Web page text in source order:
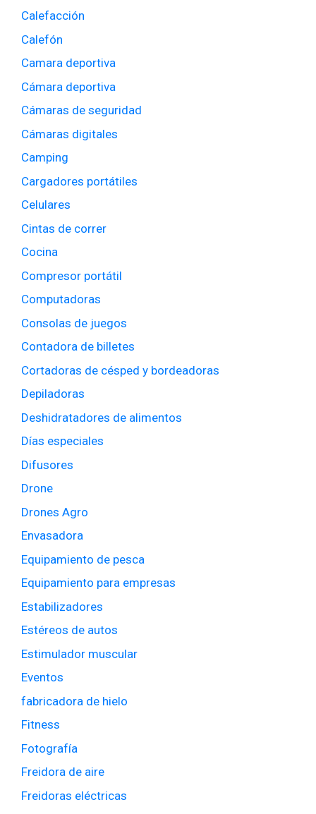
Calefacción
Calefón
Camara deportiva
Cámara deportiva
Cámaras de seguridad
Cámaras digitales
Camping
Cargadores portátiles
Celulares
Cintas de correr
Cocina
Compresor portátil
Computadoras
Consolas de juegos
Contadora de billetes
Cortadoras de césped y bordeadoras
Depiladoras
Deshidratadores de alimentos
Días especiales
Difusores
Drone
Drones Agro
Envasadora
Equipamiento de pesca
Equipamiento para empresas
Estabilizadores
Estéreos de autos
Estimulador muscular
Eventos
fabricadora de hielo
Fitness
Fotografía
Freidora de aire
Freidoras eléctricas